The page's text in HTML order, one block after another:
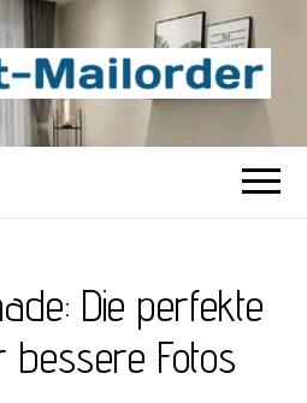
Site
Die perfekte
bessere Fotos